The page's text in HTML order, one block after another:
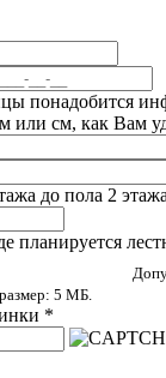
понадобится
или см, как Вам
до пола 2 этажа
планируется
5 МБ.
*